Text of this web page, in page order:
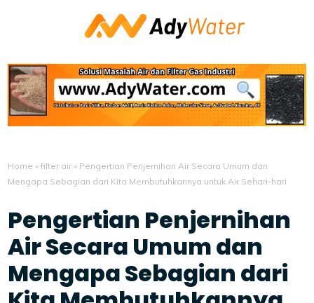
Home »filter air » Pengertian Penjernihan Air Secara Umum dan
Mengapa Sebagian dari Kita Membutuhkannya untuk Air Sehari-hari
Pengertian Penjernihan
Air Secara Umum dan
Mengapa Sebagian dari